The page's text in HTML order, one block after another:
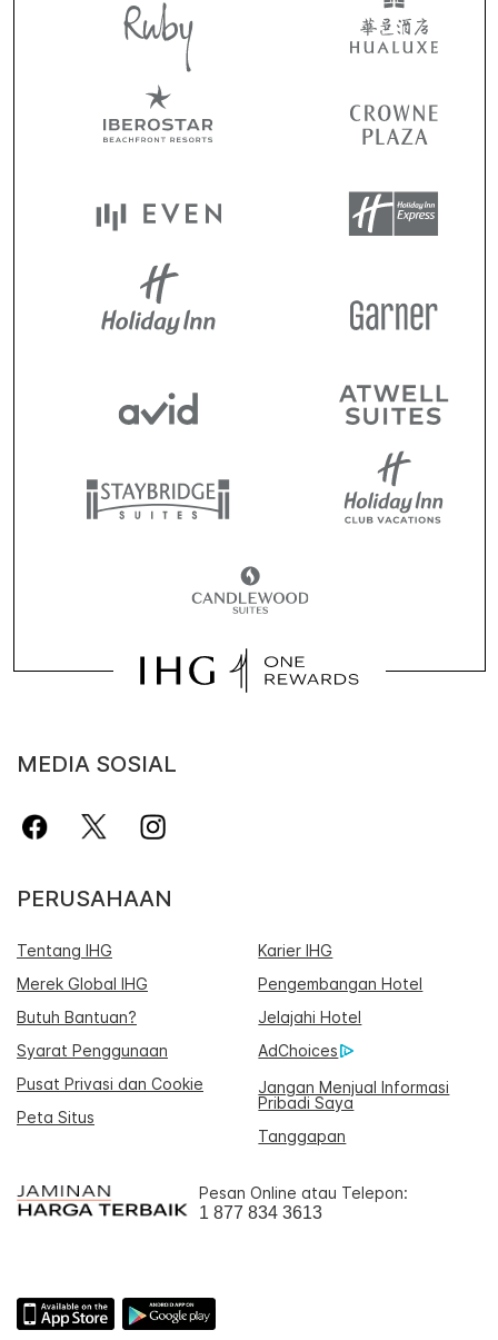
MEDIA SOSIAL
PERUSAHAAN
Tentang IHG
Karier IHG
Merek Global IHG
Pengembangan Hotel
Butuh Bantuan?
Jelajahi Hotel
Syarat Penggunaan
AdChoices
Pusat Privasi dan Cookie
Jangan Menjual Informasi
Pribadi Saya
Peta Situs
Tanggapan
Pesan Online atau Telepon:
1 877 834 3613